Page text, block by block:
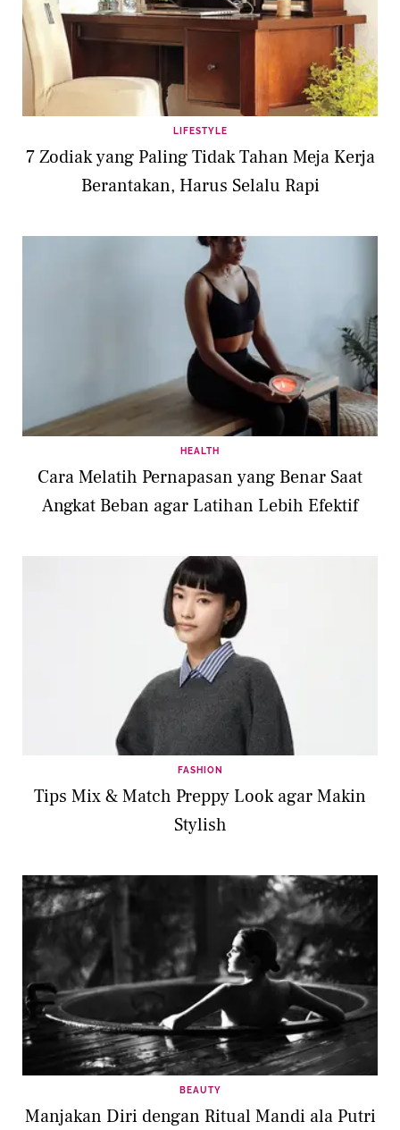
LIFESTYLE
7 Zodiak yang Paling Tidak Tahan Meja Kerja
Berantakan, Harus Selalu Rapi
HEALTH
Cara Melatih Pernapasan yang Benar Saat
Angkat Beban agar Latihan Lebih Efektif
FASHION
Tips Mix & Match Preppy Look agar Makin
Stylish
BEAUTY
Manjakan Diri dengan Ritual Mandi ala Putri